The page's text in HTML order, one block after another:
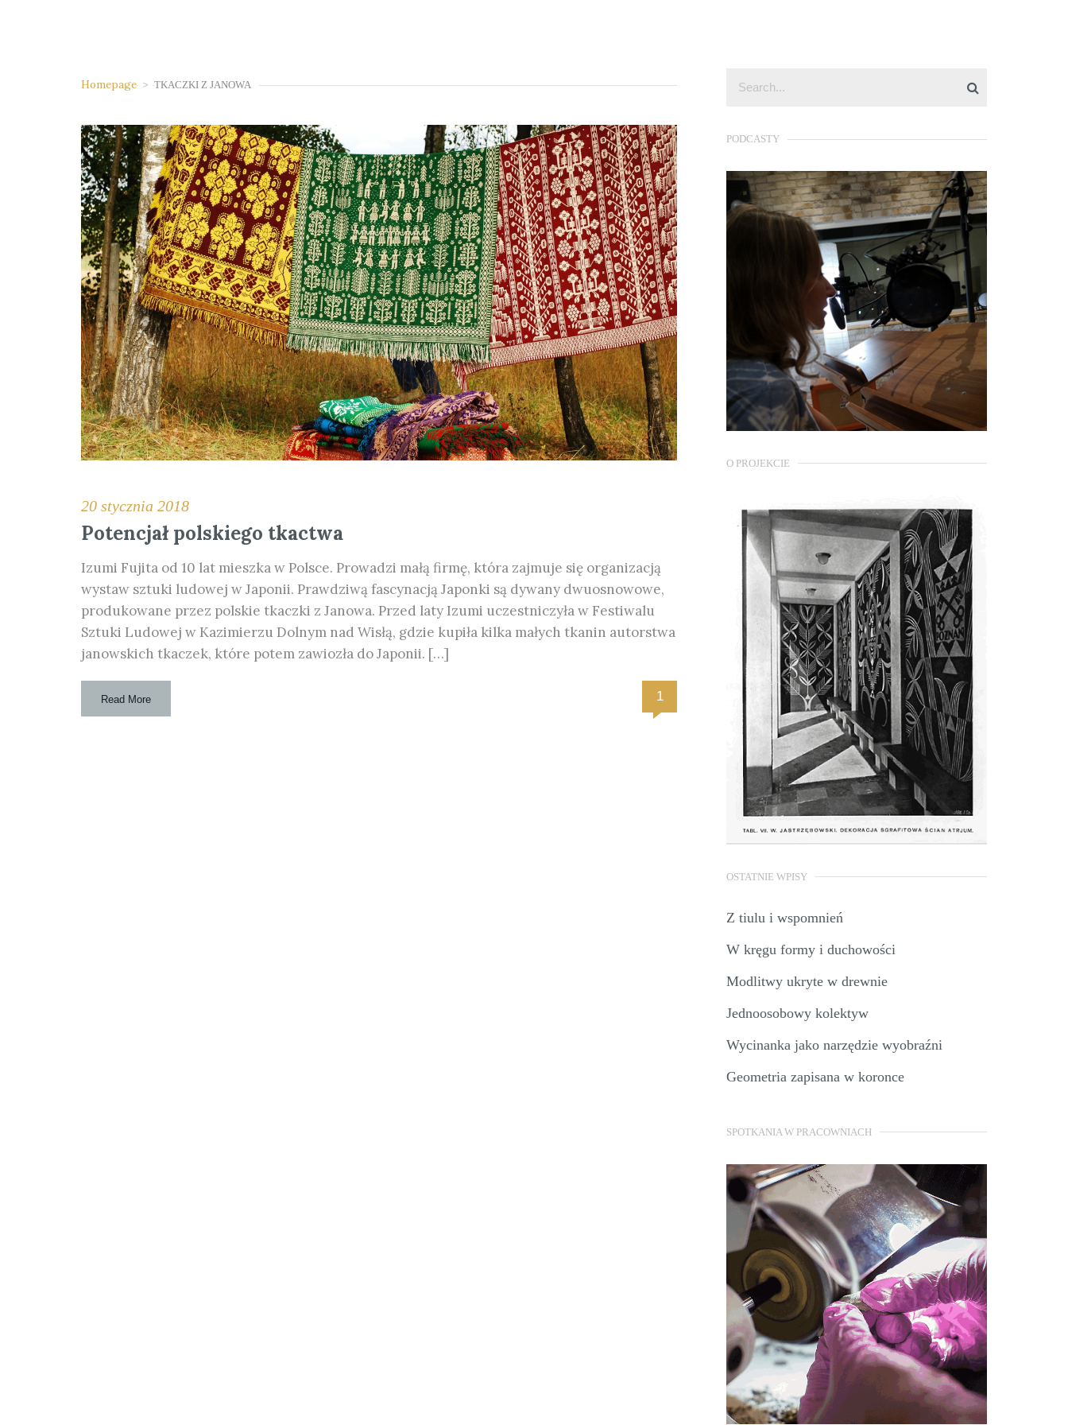
Homepage > TKACZKI Z JANOWA
20 stycznia 2018
Potencjał polskiego tkactwa
Izumi Fujita od 10 lat mieszka w Polsce. Prowadzi małą firmę, która zajmuje się organizacją
wystaw sztuki ludowej w Japonii. Prawdziwą fascynacją Japonki są dywany dwuosnowowe,
produkowane przez polskie tkaczki z Janowa. Przed laty Izumi uczestniczyła w Festiwalu
Sztuki Ludowej w Kazimierzu Dolnym nad Wisłą, gdzie kupiła kilka małych tkanin autorstwa
janowskich tkaczek, które potem zawiozła do Japonii. […]
Read More 1
PODCASTY
O PROJEKCIE
OSTATNIE WPISY
Z tiulu i wspomnień
W kręgu formy i duchowości
Modlitwy ukryte w drewnie
Jednoosobowy kolektyw
Wycinanka jako narzędzie wyobraźni
Geometria zapisana w koronce
SPOTKANIA W PRACOWNIACH